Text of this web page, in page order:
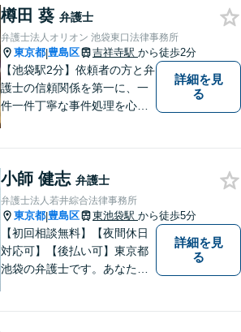
で広く取り扱い、幅広い分野
で実績あり！【完全個室対
応】
樽田 葵 弁護士
弁護士法人オリオン 池袋東口法律事務所
東京都|豊島区 吉祥寺駅 から徒歩2分
【池袋駅2分】依頼者の方と弁
護士の信頼関係を第一に、一
件一件丁寧な事件処理を心掛
利益を最大限に守れるよう、
最善を尽くします。お困りご
とはお気軽にご相談くださ
い！
詳細を見
る
小師 健志 弁護士
弁護士法人若井綜合法律事務所
東京都|豊島区 東池袋駅 から徒歩5分
【初回相談無料】【夜間休日
対応可】【後払い可】東京都
池袋の弁護士です。あなたに
詳細を見
る